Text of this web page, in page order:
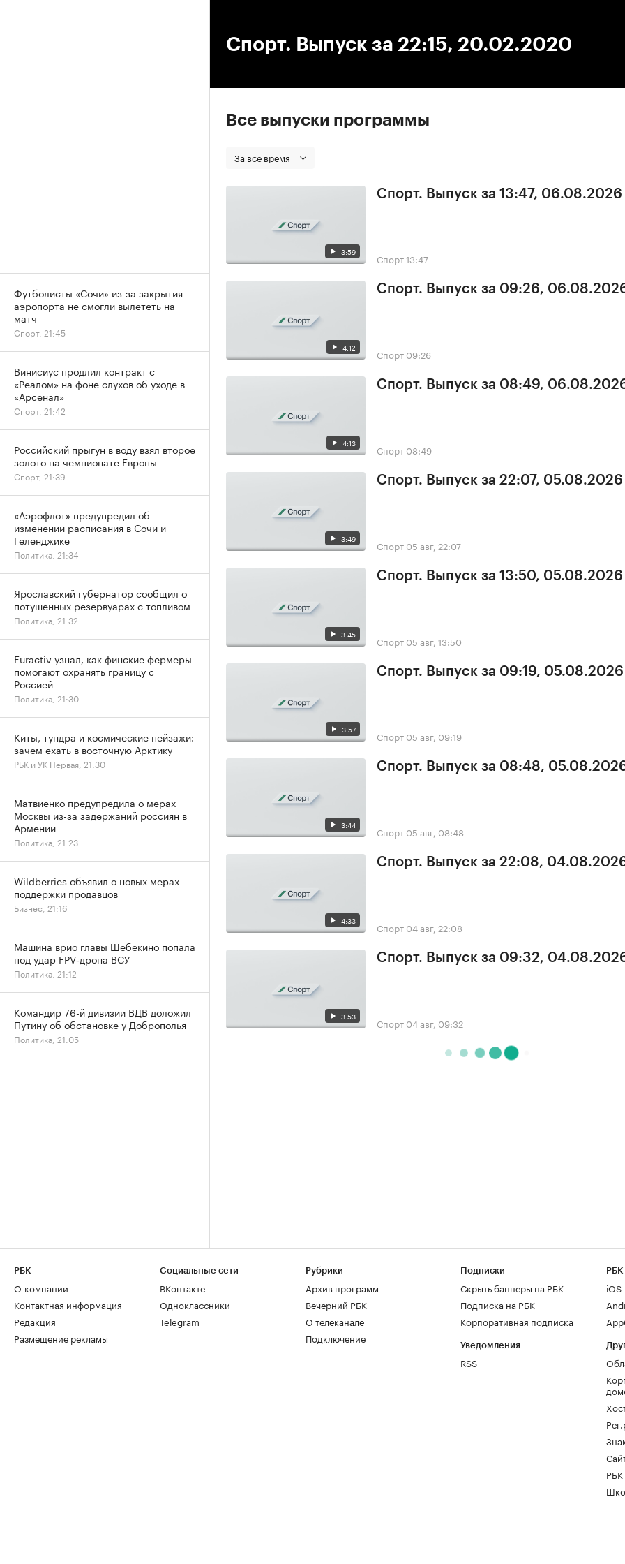
Спорт. Выпуск за 22:15, 20.02.2020
Все выпуски программы
За все время
3:59
Спорт. Выпуск за 13:47, 06.08.2026
Спорт13:47
4:12
Спорт. Выпуск за 09:26,
Спорт 09:26
4:13
Спорт. Выпуск за 08:49,
Спорт 08:49
3:49
Спорт. Выпуск за 22:07, 05.08.2026
Спорт 05 авг, 22:07
3:45
Спорт. Выпуск за 13:50, 05.08.2026
Спорт 05 авг, 13:50
3:57
Спорт. Выпуск за 09:19, 05.08.2026
Спорт 05 авг, 09:19
3:44
Спорт. Выпуск за 08:48,
Спорт 05 авг, 08:48
4:33
Спорт. Выпуск за 22:08,
Спорт 04 авг, 22:08
3:53
Спорт. Выпуск за 09:32,
Спорт 04 авг, 09:32
Футболисты «Сочи» из-за закрытия
аэропорта не смогли вылететь на
матч
Спорт, 21:45
Винисиус продлил контракт с
«Реалом» на фоне слухов об уходе в
«Арсенал»
Спорт, 21:42
Российский прыгун в воду взял второе
золото на чемпионате Европы
Спорт, 21:39
«Аэрофлот» предупредил об
изменении расписания в Сочи и
Геленджике
Политика, 21:34
Ярославский губернатор сообщил о
потушенных резервуарах с топливом
Политика, 21:32
Euractiv узнал, как финские фермеры
помогают охранять границу с
Россией
Политика, 21:30
Киты, тундра и космические пейзажи:
зачем ехать в восточную Арктику
РБК и УК Первая, 21:30
Матвиенко предупредила о мерах
Москвы из-за задержаний россиян в
Армении
Политика, 21:23
Wildberries объявил о новых мерах
поддержки продавцов
Бизнес, 21:16
Машина врио главы Шебекино попала
под удар FPV‑дрона ВСУ
Политика, 21:12
Командир 76-й дивизии ВДВ доложил
Путину об обстановке у Доброполья
Политика, 21:05
РБК
О компании
Контактная информация
Редакция
Размещение рекламы
Социальные сети
ВКонтакте
Одноклассники
Telegram
Рубрики
Архив программ
Вечерний РБК
О телеканале
Подключение
Подписки
Скрыть баннеры на РБК
Подписка на РБК
Корпоративная подписка
Уведомления
RSS
РБК
iOS